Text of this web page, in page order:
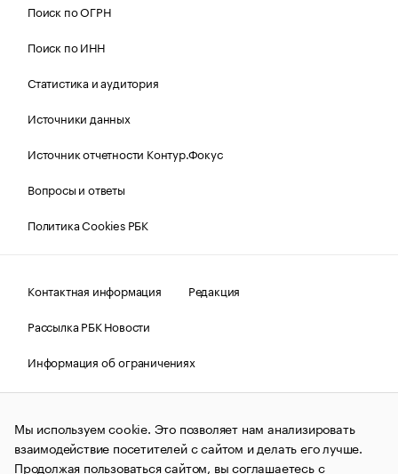
Поиск по ОГРН
Поиск по ИНН
Статистика и аудитория
Источники данных
Источник отчетности Контур.Фокус
Вопросы и ответы
Политика Cookies РБК
Контактная информация
Редакция
Рассылка РБК Новости
Информация об ограничениях
Правовая информация
О соблюдении авторских прав
© АО «РОСБИЗНЕСКОНСАЛТИНГ»,1995–2026.Сообщения
и материалы информационного агентства «РБК»
(зарегистрировано Федеральной службой по надзору в сфере
Мы используем cookie. Это позволяет нам анализировать
взаимодействие посетителей с сайтом и делать его лучше.
Продолжая пользоваться сайтом, вы соглашаетесь с